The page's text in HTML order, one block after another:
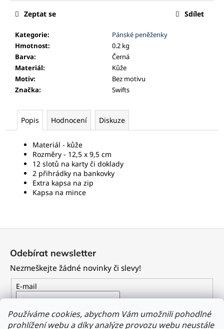
Používáme cookies, abychom Vám umožnili pohodlné
prohlížení webu a díky analýze provozu webu neustále
Kategorie:
Pánské peněženky
Hmotnost:
0.2 kg
Barva:
Černá
Materiál:
Kůže
Motiv:
Bez motivu
Značka: Swifts
Zeptat se Sdílet
Popis Hodnocení Diskuze
Materiál - kůže
Rozměry - 12,5 x 9,5 cm
12 slotů na karty či doklady
2 přihrádky na bankovky
Extra kapsa na zip
Kapsa na mince
í
Odebírat newsletter
Nezmeškejte žádné novinky či slevy!
E-mail
Vložením e-mailu souhlasíte s podmínkami ochrany
osobních údajů